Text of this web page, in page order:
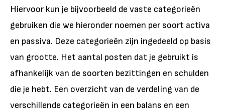
Hiervoor kun je bijvoorbeeld de vaste categorieën
gebruiken die we hieronder noemen per soort activa
en passiva. Deze categorieën zijn ingedeeld op basis
van grootte. Het aantal posten dat je gebruikt is
afhankelijk van de soorten bezittingen en schulden
die je hebt. Een overzicht van de verdeling van de
verschillende categorieën in een balans en een